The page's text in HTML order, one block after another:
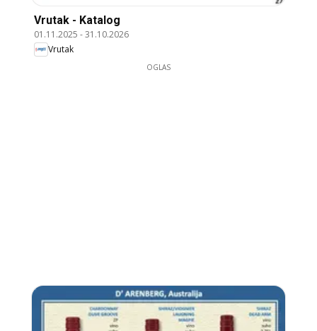
Vrutak - Katalog
01.11.2025 -31.10.2026
Vrutak
OGLAS